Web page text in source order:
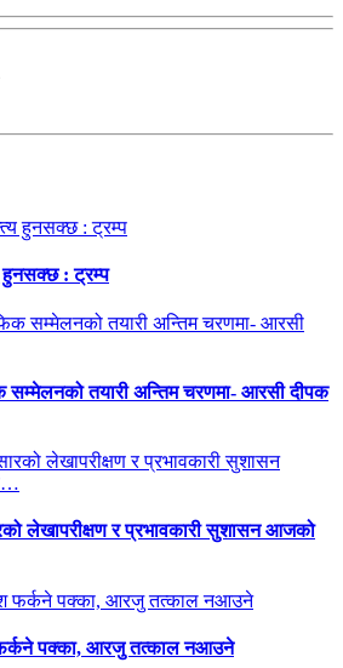
हुनसक्छ : ट्रम्प
सम्मेलनको तयारी अन्तिम चरणमा- आरसी दीपक
लेखापरीक्षण र प्रभावकारी सुशासन आजको
पक्का, आरजु तत्काल नआउने